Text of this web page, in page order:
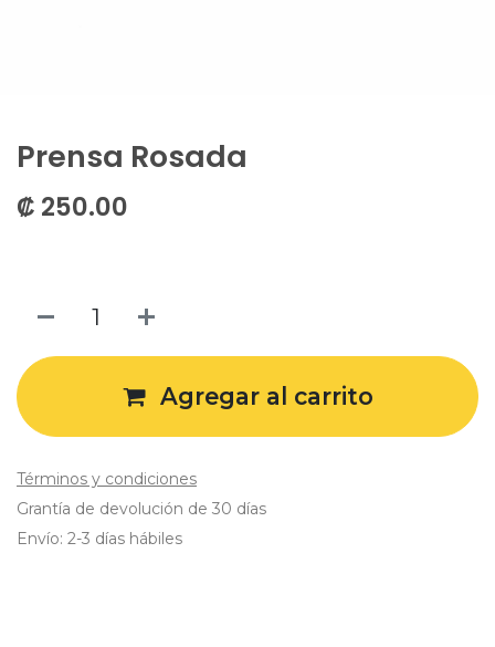
Prensa Rosada
₡ 250.00
Agregar al carrito
Términos y condiciones
Grantía de devolución de 30 días
Envío: 2-3 días hábiles